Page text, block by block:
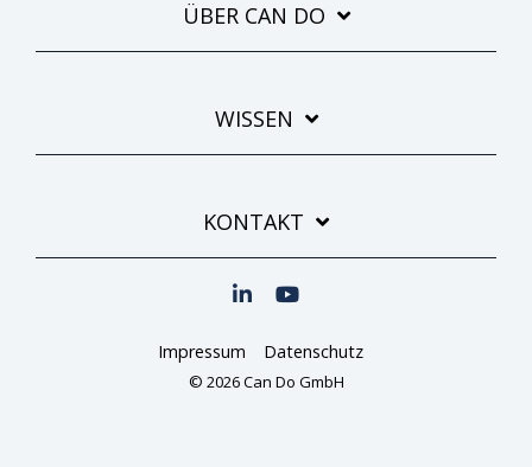
ÜBER CAN DO
WISSEN
KONTAKT
Impressum Datenschutz
© 2026 Can Do GmbH